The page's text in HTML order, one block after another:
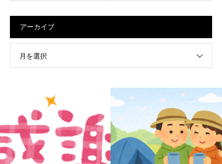
アーカイブ
月を選択